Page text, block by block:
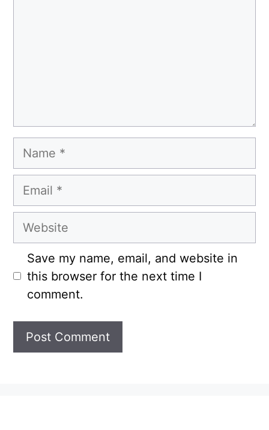
Name
Email
Website
Save my name, email, and website in
this browser for the next time I
comment.